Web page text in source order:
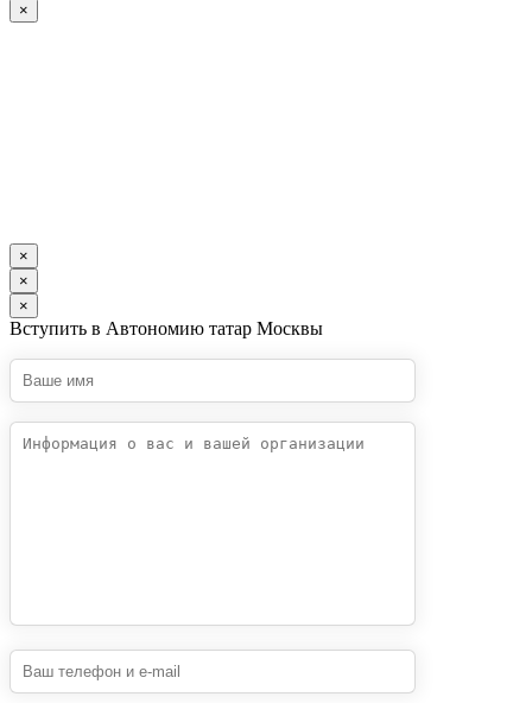
×
×
×
×
Вступить в Автономию татар Москвы